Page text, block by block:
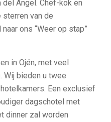
Angel. Chef-kok en
sterren van de
ons “Weer op stap”
in Ojén, met veel
Wij bieden u twee
Een exclusief
dagschotel met
dinner zal worden